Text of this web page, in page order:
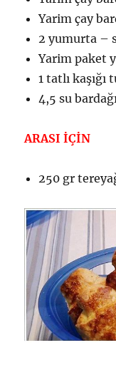
Yarim çay
2 yumurta –
Yarim paket
1 tatlı kaşığı
4,5 su
ARASI İÇİN
250 gr